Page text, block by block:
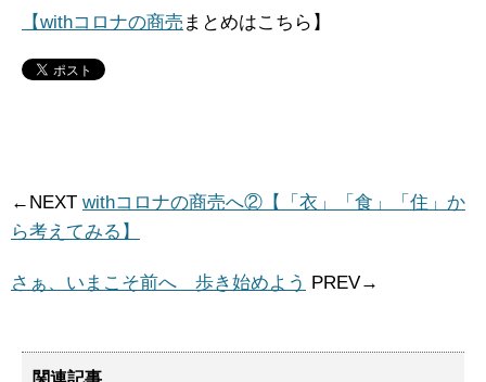
【withコロナの商売 まとめはこちら】
←NEXT withコロナの商売へ②【「衣」「食」「住」か
ら考えてみる】
さぁ、いまこそ前へ 歩き始めよう PREV→
関連記事